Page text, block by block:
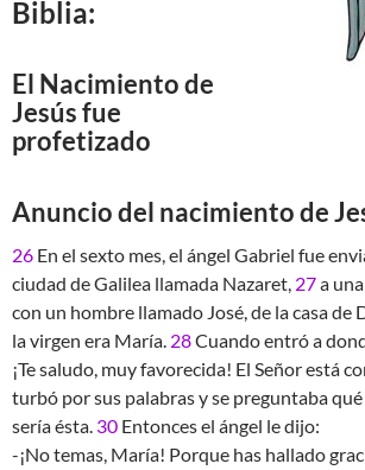
Biblia:
El Nacimiento de
Jesús fue
profetizado
Anuncio del nacimiento de
26 En el sexto mes, el ángel Gabriel fue
ciudad de Galilea llamada Nazaret, 27a
con un hombre llamado José, de la casa de
la virgen era María. 28Cuando entró a
¡Te saludo, muy favorecida! El Señor está
turbó por sus palabras y se preguntaba
sería ésta. 30 Entonces el ángel le dijo:
-¡No temas, María! Porque has hallado